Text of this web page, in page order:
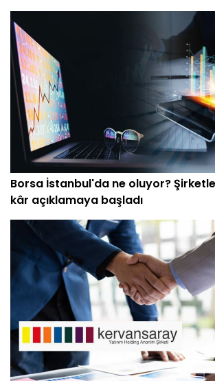
Borsa İstanbul'da ne oluyor?
kâr açıklamaya başladı